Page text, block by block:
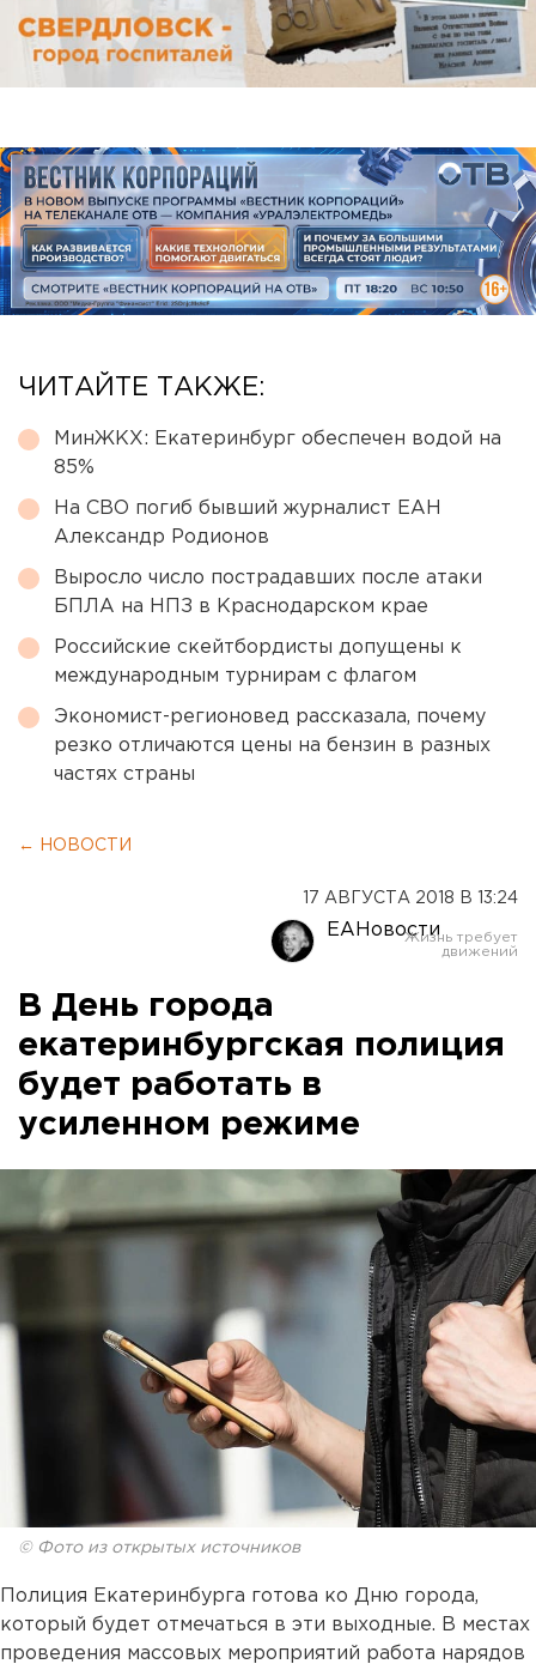
ЧИТАЙТЕ ТАКЖЕ:
МинЖКХ: Екатеринбург обеспечен водой на
85%
На СВО погиб бывший журналист ЕАН
Александр Родионов
Выросло число пострадавших после атаки
БПЛА на НПЗ в Краснодарском крае
Российские скейтбордисты допущены к
международным турнирам с флагом
Экономист-регионовед рассказала, почему
резко отличаются цены на бензин в разных
частях страны
← НОВОСТИ
17 АВГУСТА 2018 В 13:24
ЕАНовости
В День города
екатеринбургская полиция
будет работать в
усиленном режиме
© Фото из открытых источников
Полиция Екатеринбурга готова ко Дню города,
который будет отмечаться в эти выходные. В местах
проведения массовых мероприятий работа нарядов